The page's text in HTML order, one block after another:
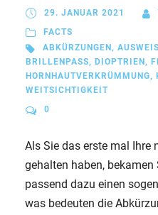
29. JANUAR 2021
FACTS
ABKÜRZUNGEN ,
BRILLENPASS, DIOPTRIEN ,
HORNHAUTVERKRÜMMUNG,
WEITSICHTIGKEIT
0
Als Sie das erste mal Ihre
gehalten haben,
passend dazu einen
was bedeuten die